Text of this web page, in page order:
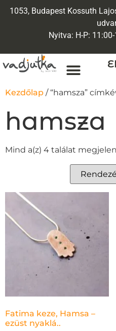
1053, Budapest Kossuth
Nyitva: H-P:
Kezdőlap / “hamsza”
hamsza
Mind a(z) 4 találat
Fatima keze, Hamsa –
ezüst nyaklá..